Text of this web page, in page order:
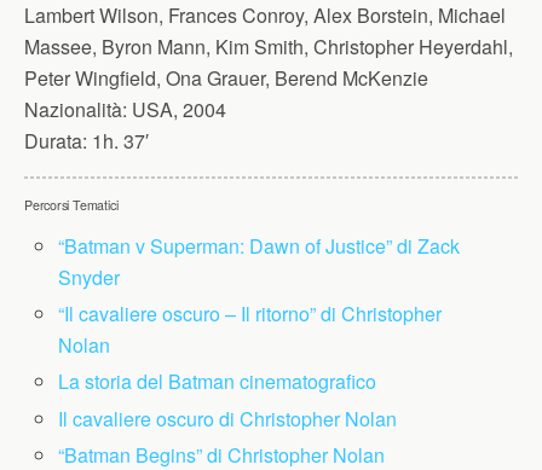
Lambert Wilson, Frances Conroy, Alex Borstein, Michael
Massee, Byron Mann, Kim Smith, Christopher Heyerdahl,
Peter Wingfield, Ona Grauer, Berend McKenzie
Nazionalità: USA, 2004
Durata: 1h. 37′
Percorsi Tematici
“Batman v Superman: Dawn of Justice” di Zack
Snyder
“Il cavaliere oscuro – Il ritorno” di Christopher
Nolan
La storia del Batman cinematografico
Il cavaliere oscuro di Christopher Nolan
“Batman Begins” di Christopher Nolan